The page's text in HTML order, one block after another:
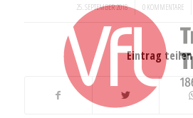
25. SEPTEMBER 2018
/ 0 KOMMENTARE
/
Eintrag teilen